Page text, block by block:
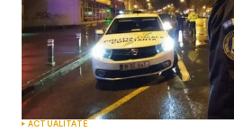
ACTUALITATE